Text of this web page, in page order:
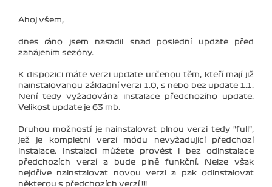
Ahoj všem,
dnes ráno jsem nasadil snad poslední update před
zahájením sezóny.
K dispozici máte verzi update určenou těm, kteří mají již
nainstalovanou základní verzi 1.0, s nebo bez update 1.1.
Není tedy vyžadována instalace předchozího update.
Velikost update je 63 mb.
Druhou možností je nainstalovat plnou verzi tedy "full",
jež je kompletní verzí módu nevyžadující předchozí
instalace. Instalaci můžete provést i bez odinstalace
předchozích verzí a bude plně funkční. Nelze však
nejdříve nainstalovat novou verzi a pak odinstalovat
některou s předchozích verzí !!!